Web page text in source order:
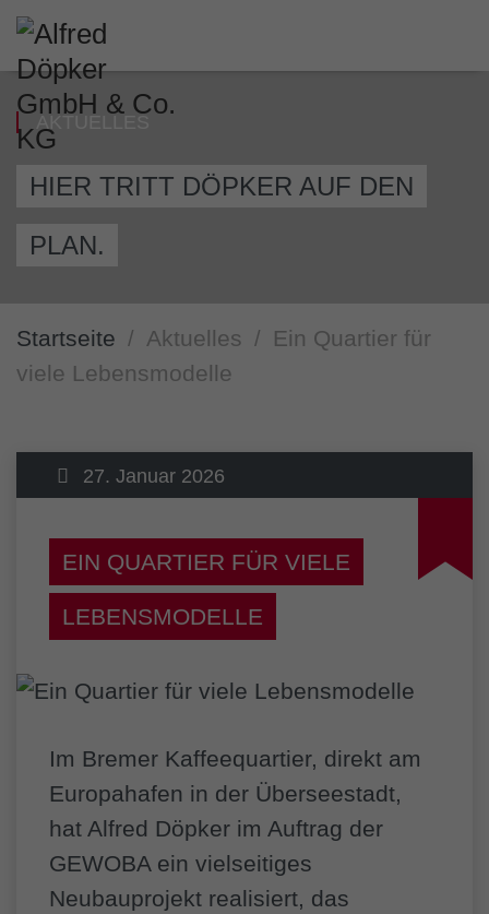
HIER TRITT DÖPKER AUF DEN
PLAN.
Startseite Aktuelles
Ein Quartier für
viele Lebensmodelle
27. Januar 2026
EIN QUARTIER FÜR VIELE
LEBENSMODELLE
Im Bremer Kaffeequartier, direkt am
Europahafen in der Überseestadt,
hat Alfred Döpker im Auftrag der
GEWOBAein vielseitiges
Neubauprojekt realisiert, das